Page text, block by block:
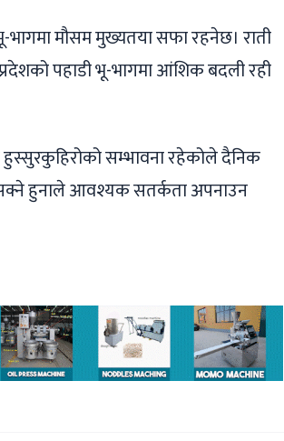
भागमा मौसम मुख्यतया सफा रहनेछ। राती
पहाडी भू-भागमा आंशिक बदली रही
सम्भावना रहेकोले दैनिक
सक्ने हुनाले आवश्यक सतर्कता अपनाउन